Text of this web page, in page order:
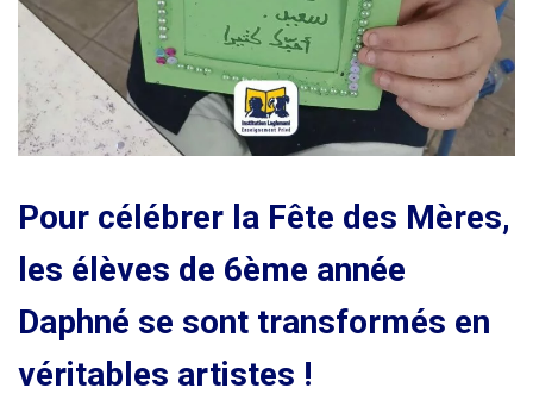
Pour célébrer la Fête des Mères,
les élèves de 6ème année
Daphné se sont transformés en
véritables artistes !